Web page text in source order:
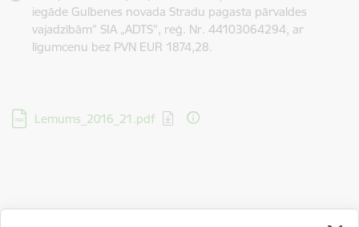
iegāde Gulbenes novada Stradu pagasta pārvaldes
vajadzībām” SIA „ADTS”, reģ. Nr. 44103064294, ar
līgumcenu bez PVN EUR 1874,28.
Lejupielādēt:
Lemums_2016_21.pdf